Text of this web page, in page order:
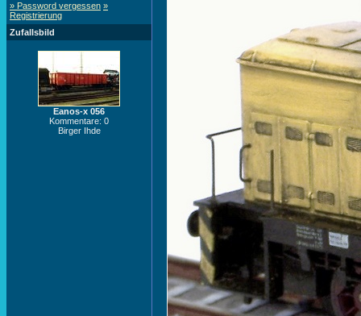
» Password vergessen »
Registrierung
Zufallsbild
Eanos-x 056
Kommentare: 0
Birger Ihde